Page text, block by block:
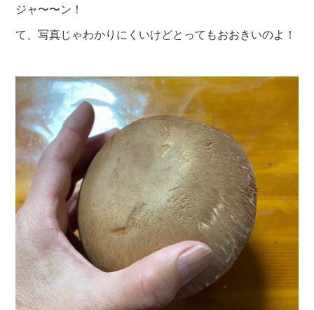
ジャ〜〜ン！
て、写真じゃわかりにくいけどとってもおおきいのよ！